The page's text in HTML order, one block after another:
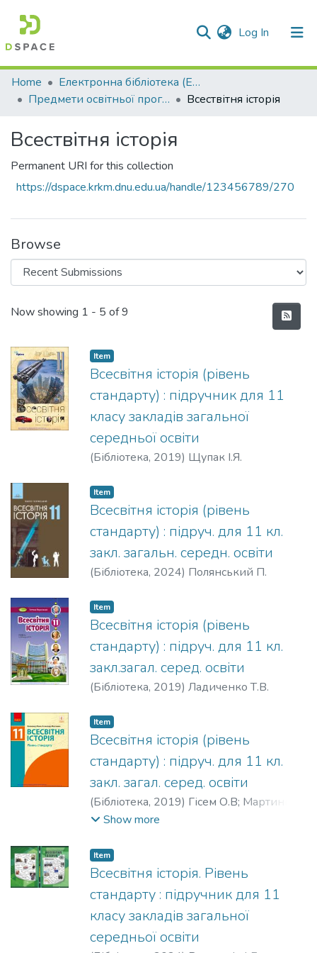
Log In (current)
Communities & Collections
All of DSpace
Statistics
Home
Електронна бібліотека (E-Book)
Предмети освітньої програми профільної середньої освіти
Всествітня історія
Всествітня історія
Permanent URI for this collection
https://dspace.krkm.dnu.edu.ua/handle/123456789/270
Browse
Recent Submissions
Now showing 1 - 5 of 9
Item
Всесвітня історія (рівень
стандарту) : підручник для 11
класу закладів загальної
середньої освіти
(Бібліотека, 2019) Щупак І.Я.
Item
Всесвітня історія (рівень
стандарту) : підруч. для 11 кл.
закл. загальн. середн. освіти
(Бібліотека, 2024) Полянський П.
Item
Всесвітня історія (рівень
стандарту) : підруч. для 11 кл.
закл.загал. серед. освіти
(Бібліотека, 2019) Ладиченко Т.В.
Item
Всесвітня історія (рівень
стандарту) : підруч. для 11 кл.
закл. загал. серед. освіти
(Бібліотека, 2019) Гісем О.В; Мартинюк
О.О.Show more
Item
Всесвітня історія. Рівень
стандарту : підручник для 11
класу закладів загальної
середньої освіти